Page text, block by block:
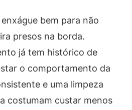
bem para não
presos na borda.
já tem histórico de
o comportamento da
e uma limpeza
costumam custar menos